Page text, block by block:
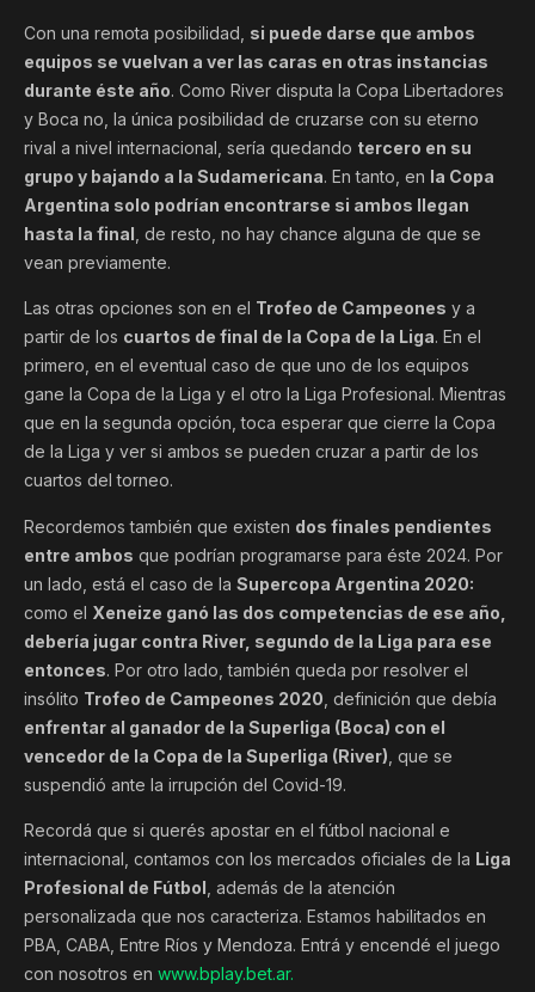
Con una remota posibilidad, si puede darse que ambos
equipos se vuelvan a ver las caras en otras instancias
durante éste año. Como River disputa la Copa Libertadores
y Boca no, la única posibilidad de cruzarse con su eterno
rival a nivel internacional, sería quedando tercero en su
grupo y bajando a la Sudamericana. En tanto, en la Copa
Argentina solo podrían encontrarse si ambos llegan
hasta la final , de resto, no hay chance alguna de que se
vean previamente.
Las otras opciones son en el Trofeo de Campeones y a
partir de los cuartos de final de la Copa de la Liga. En el
primero, en el eventual caso de que uno de los equipos
gane la Copa de la Liga y el otro la Liga Profesional. Mientras
que en la segunda opción, toca esperar que cierre la Copa
de la Liga y ver si ambos se pueden cruzar a partir de los
cuartos del torneo.
Recordemos también que existen dos finales pendientes
entre ambos que podrían programarse para éste 2024. Por
un lado, está el caso de la Supercopa Argentina 2020:
como el Xeneize ganó las dos competencias de ese año,
debería jugar contra River, segundo de la Liga para ese
entonces. Por otro lado, también queda por resolver el
insólito Trofeo de Campeones 2020 , definición que debía
enfrentar al ganador de la Superliga (Boca) con el
vencedor de la Copa de la Superliga (River) , que se
suspendió ante la irrupción del Covid-19.
Recordá que si querés apostar en el fútbol nacional e
internacional, contamos con los mercados oficiales de la Liga
Profesional de Fútbol , además de la atención
personalizada que nos caracteriza. Estamos habilitados en
PBA, CABA, Entre Ríos y Mendoza. Entrá y encendé el juego
con nosotros en www.bplay.bet.ar.